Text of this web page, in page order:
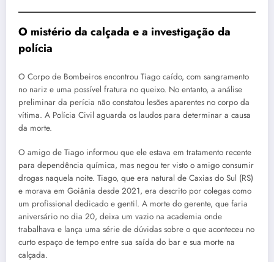
O mistério da calçada e a investigação da
polícia
O Corpo de Bombeiros encontrou Tiago caído, com sangramento
no nariz e uma possível fratura no queixo. No entanto, a análise
preliminar da perícia não constatou lesões aparentes no corpo da
vítima. A Polícia Civil aguarda os laudos para determinar a causa
da morte.
O amigo de Tiago informou que ele estava em tratamento recente
para dependência química, mas negou ter visto o amigo consumir
drogas naquela noite. Tiago, que era natural de Caxias do Sul (RS)
e morava em Goiânia desde 2021, era descrito por colegas como
um profissional dedicado e gentil. A morte do gerente, que faria
aniversário no dia 20, deixa um vazio na academia onde
trabalhava e lança uma série de dúvidas sobre o que aconteceu no
curto espaço de tempo entre sua saída do bar e sua morte na
calçada.